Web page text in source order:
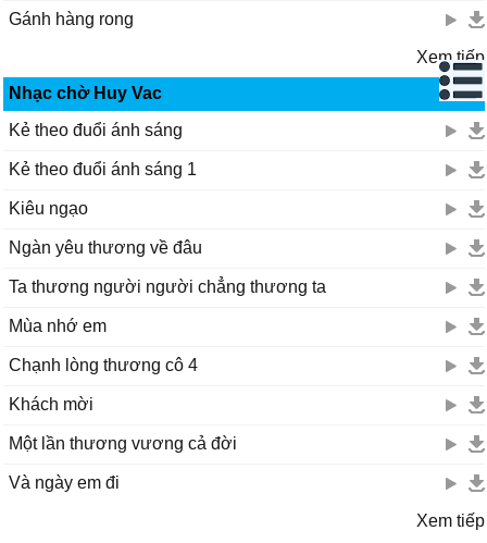
Gánh hàng rong
Xem tiếp
Nhạc chờ Huy Vac
Kẻ theo đuổi ánh sáng
Kẻ theo đuổi ánh sáng 1
Kiêu ngạo
Ngàn yêu thương về đâu
Ta thương người người chẳng thương ta
Mùa nhớ em
Chạnh lòng thương cô 4
Khách mời
Một lần thương vương cả đời
Và ngày em đi
Xem tiếp